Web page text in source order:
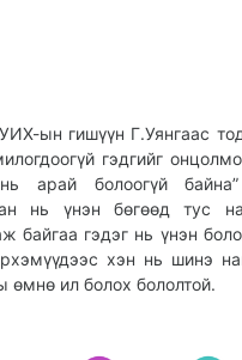
ын гишүүн Г.Уянгаас
гэдгийг
арай болоогүй
нь үнэн бөгөөд тус
байгаа гэдэг нь үнэн
хэн нь шинэ
өмнө ил болох бололтой.